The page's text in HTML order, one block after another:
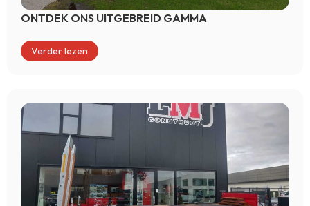
ONTDEK ONS UITGEBREID GAMMA
Verder lezen